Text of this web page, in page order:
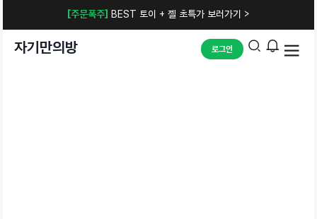
[주문폭주] BEST 토이 + 젤 초특가 보러가기 >
자기만의방 로그인